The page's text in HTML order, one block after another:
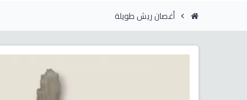
chevron_right أغصان ريش طويلة